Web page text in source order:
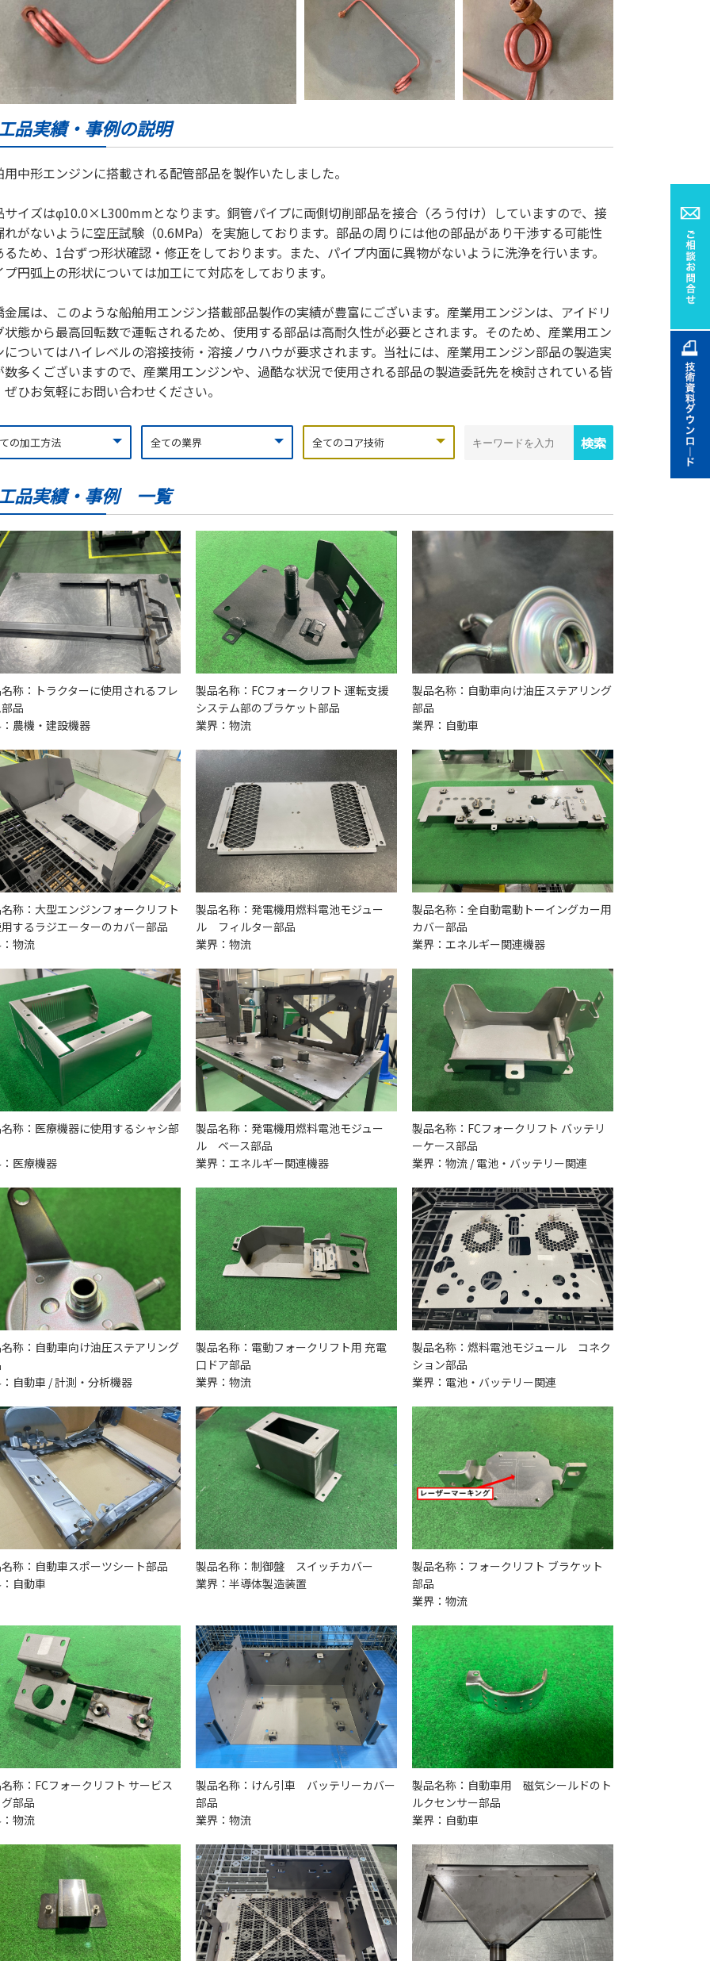
品実績・事例の説明
用中形エンジンに搭載される配管部品を製作いたしました。
サイズはφ10.0×L300mmとなります。銅管パイプに両側切削部品を接合（ろう付け）していますので、接
れがないように空圧試験（0.6MPa）を実施しております。部品の周りには他の部品があり干渉する可能性
るため、1台ずつ形状確認・修正をしております。また、パイプ内面に異物がないように洗浄を行います。
プ円弧上の形状については加工にて対応をしております。
金属は、このような船舶用エンジン搭載部品製作の実績が豊富にございます。産業用エンジンは、アイドリ
状態から最高回転数で運転されるため、使用する部品は高耐久性が必要とされます。そのため、産業用エン
についてはハイレベルの溶接技術・溶接ノウハウが要求されます。当社には、産業用エンジン部品の製造実
数多くございますので、産業用エンジンや、過酷な状況で使用される部品の製造委託先を検討されている皆
ぜひお気軽にお問い合わせください。
品実績・事例 一覧
称：トラクターに使用されるフレ
品
農機・建設機器
製品名称：FCフォークリフト 運転支援
システム部のブラケット部品
業界：物流
製品名称：自動車向け油圧ステアリング
部品
業界：自動車
称：大型エンジンフォークリフト
するラジエーターのカバー部品
物流
製品名称：発電機用燃料電池モジュー
ル フィルター部品
業界：物流
製品名称：全自動電動トーイングカー用
カバー部品
業界：エネルギー関連機器
称：医療機器に使用するシャシ部
医療機器
製品名称：発電機用燃料電池モジュー
ル ベース部品
業界：エネルギー関連機器
製品名称：FCフォークリフト バッテリ
ーケース部品
業界：物流 / 電池・バッテリー関連
称：自動車向け油圧ステアリング
自動車 / 計測・分析機器
製品名称：電動フォークリフト用 充電
口ドア部品
業界：物流
製品名称：燃料電池モジュール コネク
ション部品
業界：電池・バッテリー関連
称：自動車スポーツシート部品
自動車
製品名称：制御盤 スイッチカバー
業界：半導体製造装置
製品名称：フォークリフト ブラケット
部品
業界：物流
称：FCフォークリフト サービス
部品
物流
製品名称：けん引車 バッテリーカバー
部品
業界：物流
製品名称：自動車用 磁気シールドのト
ルクセンサー部品
業界：自動車